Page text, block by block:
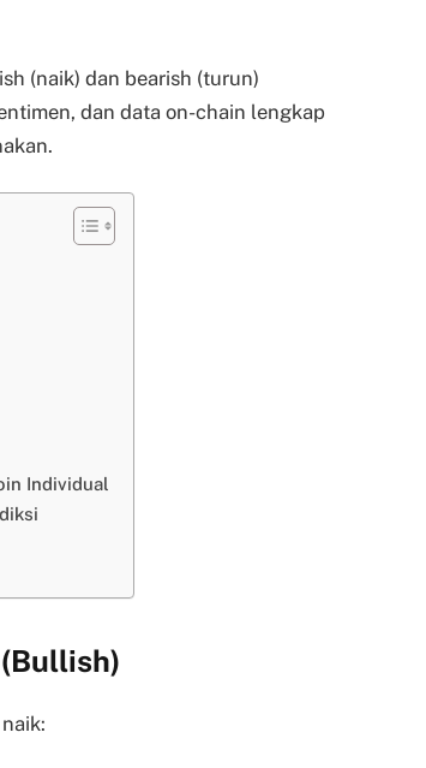
(naik) dan bearish (turun)
dan data on-chain lengkap
Individual